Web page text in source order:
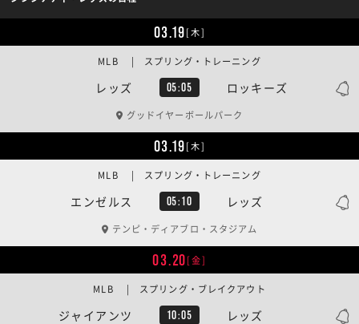
03.19[木]
レッズ 05:05 ロッキーズ
MLB | スプリング・トレーニング
グッドイヤーボールパーク
03.19[木]
エンゼルス 05:10 レッズ
MLB | スプリング・トレーニング
テンピ・ディアブロ・スタジアム
03.20[金]
ジャイアンツ 10:05 レッズ
MLB | スプリング・ブレイクアウト